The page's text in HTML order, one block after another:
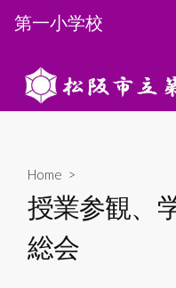
ン
Home >
授業参観、
総会
第一小学校